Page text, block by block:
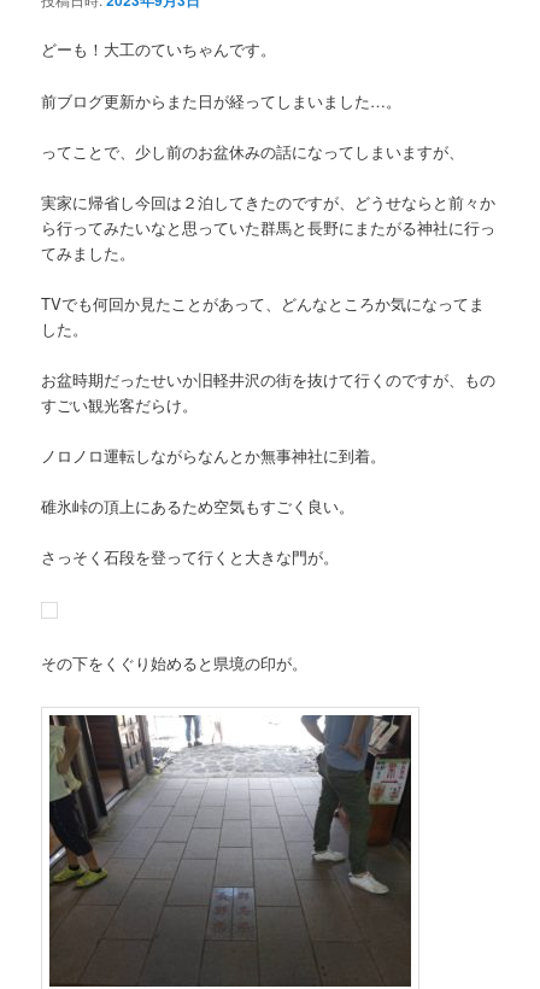
どーも！大工のていちゃんです。
前ブログ更新からまた日が経ってしまいました…。
ってことで、少し前のお盆休みの話になってしまいますが、
実家に帰省し今回は２泊してきたのですが、どうせならと前々か
ら行ってみたいなと思っていた群馬と長野にまたがる神社に行っ
てみました。
TVでも何回か見たことがあって、どんなところか気になってま
した。
お盆時期だったせいか旧軽井沢の街を抜けて行くのですが、もの
すごい観光客だらけ。
ノロノロ運転しながらなんとか無事神社に到着。
碓氷峠の頂上にあるため空気もすごく良い。
さっそく石段を登って行くと大きな門が。
その下をくぐり始めると県境の印が。